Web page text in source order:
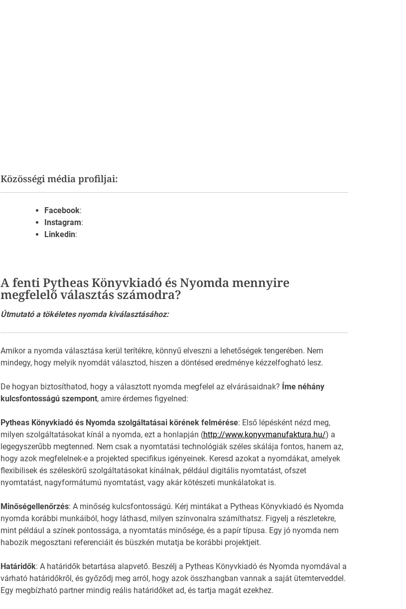
Közösségi média profiljai:
Facebook:
Instagram:
Linkedin:
A fenti Pytheas Könyvkiadó és Nyomda mennyire
megfelelő választás számodra?
Útmutató a tökéletes nyomda kiválasztásához:
Amikor a nyomda választása kerül terítékre, könnyű elveszni a lehetőségek tengerében. Nem
mindegy, hogy melyik nyomdát választod, hiszen a döntésed eredménye kézzelfogható lesz.
De hogyan biztosíthatod, hogy a választott nyomda megfelel az elvárásaidnak? Íme néhány
kulcsfontosságú szempont, amire érdemes figyelned:
Pytheas Könyvkiadó és Nyomda szolgáltatásai körének felmérése: Első lépésként nézd meg,
milyen szolgáltatásokat kínál a nyomda, ezt a honlapján (http://www.konyvmanufaktura.hu/) a
legegyszerűbb megtenned. Nem csak a nyomtatási technológiák széles skálája fontos, hanem az,
hogy azok megfelelnek-e a projekted specifikus igényeinek. Keresd azokat a nyomdákat, amelyek
flexibilisek és széleskörű szolgáltatásokat kínálnak, például digitális nyomtatást, ofszet
nyomtatást, nagyformátumú nyomtatást, vagy akár kötészeti munkálatokat is.
Minőségellenőrzés: A minőség kulcsfontosságú. Kérj mintákat a Pytheas Könyvkiadó és Nyomda
nyomda korábbi munkáiból, hogy láthasd, milyen színvonalra számíthatsz. Figyelj a részletekre,
mint például a színek pontossága, a nyomtatás minősége, és a papír típusa. Egy jó nyomda nem
habozik megosztani referenciáit és büszkén mutatja be korábbi projektjeit.
Határidők: A határidők betartása alapvető. Beszélj a Pytheas Könyvkiadó és Nyomda nyomdával a
várható határidőkről, és győződj meg arról, hogy azok összhangban vannak a saját ütemterveddel.
Egy megbízható partner mindig reális határidőket ad, és tartja magát ezekhez.